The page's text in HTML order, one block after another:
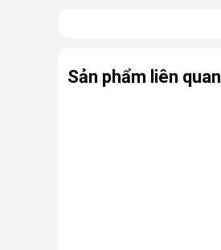
Sản phẩm liên quan